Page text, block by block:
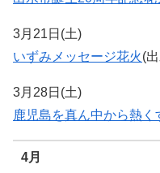
3月21日(土)
いずみメッセージ花火(
3月28日(土)
鹿児島を真ん中から熱
4月